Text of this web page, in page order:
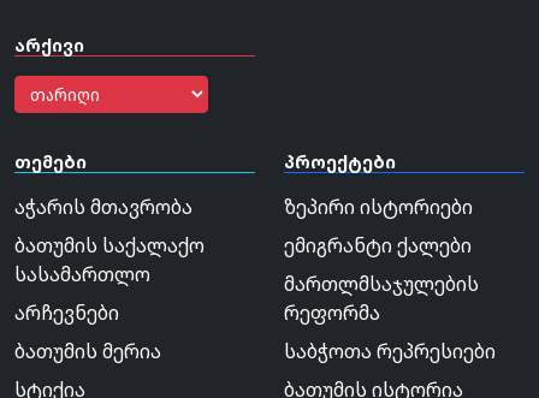
არქივი
თემები
აჭარის მთავრობა
ბათუმის საქალაქო
სასამართლო
არჩევნები
ბათუმის მერია
სტიქია
პროექტები
ზეპირი ისტორიები
ემიგრანტი ქალები
მართლმსაჯულების
რეფორმა
საბჭოთა რეპრესიები
ბათუმის ისტორია